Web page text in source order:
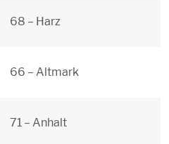
68 – Harz
66 – Altmark
71 – Anhalt